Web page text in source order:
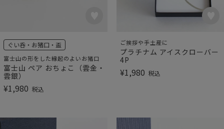
ぐい呑・お猪口・盃
富士山の形をした縁起のよいお猪口
富士山 ペア おちょこ（雲金・
雲銀）
¥1,980 税込
ご挨拶や手土産に
プラチナム アイスクローバー
4P
¥1,980 税込